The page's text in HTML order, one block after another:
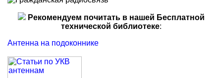
Рекомендуем почитать в нашей Бесплатной
технической библиотеке:
Антенна на подоконнике